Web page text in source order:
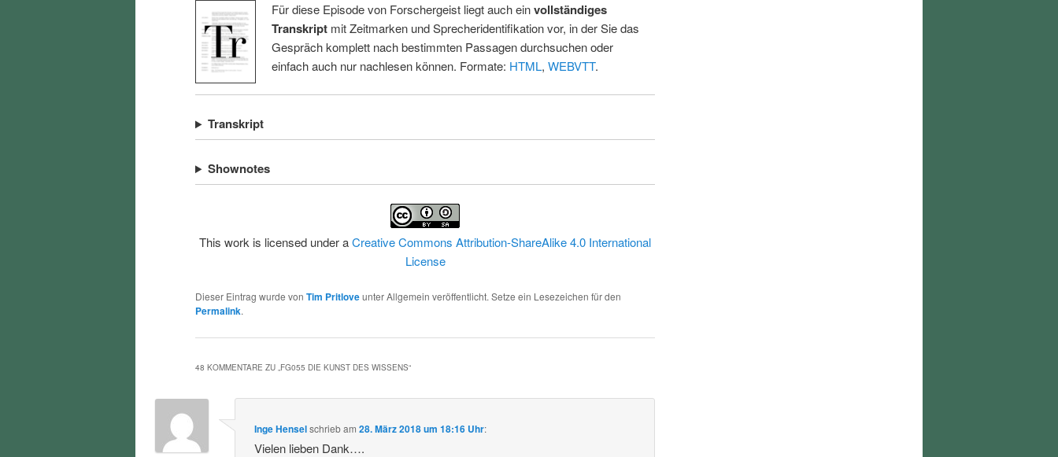
Für diese Episode von Forschergeist liegt auch einvollständiges
Transkriptmit Zeitmarken und Sprecheridentifikation vor, in der Sie das
Gespräch komplett nach bestimmten Passagen durchsuchen oder
einfach auch nur nachlesen können. Formate: HTML, WEBVTT.
Transkript
Shownotes
This work is licensed under aCreative Commons Attribution-ShareAlike 4.0 International
License
Dieser Eintrag wurde von Tim Pritloveunter Allgemein veröffentlicht. Setze ein Lesezeichen für den
Permalink.
48 KOMMENTARE ZU „FG055 DIE KUNST DES WISSENS“
Inge Henselschriebam28. März 2018 um 18:16 Uhr:
Vielen lieben Dank….